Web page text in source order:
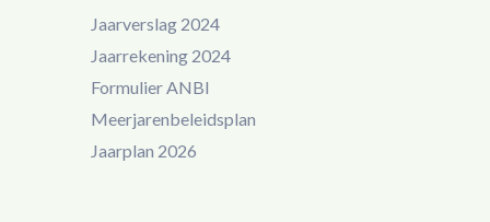
Jaarverslag 2024
Jaarrekening 2024
Formulier ANBI
Meerjarenbeleidsplan
Jaarplan 2026